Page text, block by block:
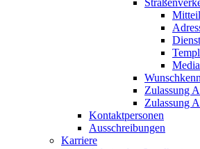
Zulassung
Zulassung
Kontaktpersonen
Ausschreibungen
Karriere